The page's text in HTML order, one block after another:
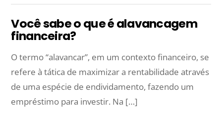
Você sabe o que é alavancagem
financeira?
O termo “alavancar”, em um contexto financeiro, se
refere à tática de maximizar a rentabilidade através
de uma espécie de endividamento, fazendo um
empréstimo para investir. Na […]